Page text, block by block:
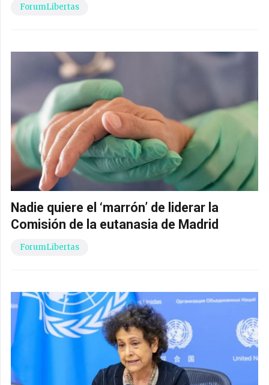
ForumLibertas
Nadie quiere el ‘marrón’ de liderar la
Comisión de la eutanasia de Madrid
ForumLibertas